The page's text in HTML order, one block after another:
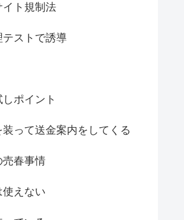
イト規制法
テストで誘導
ポイント
って送金案内をしてくる
売春事情
使えない